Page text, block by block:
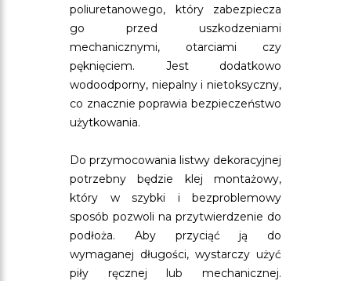
poliuretanowego, który zabezpiecza
go przed uszkodzeniami
mechanicznymi, otarciami czy
pęknięciem. Jest dodatkowo
wodoodporny, niepalny i nietoksyczny,
co znacznie poprawia bezpieczeństwo
użytkowania.
Do przymocowania listwy dekoracyjnej
potrzebny będzie klej montażowy,
który w szybki i bezproblemowy
sposób pozwoli na przytwierdzenie do
podłoża. Aby przyciąć ją do
wymaganej długości, wystarczy użyć
piły ręcznej lub mechanicznej.